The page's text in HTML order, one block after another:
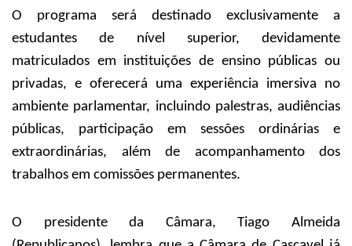
O programa será destinado exclusivamente a
estudantes de nível superior, devidamente
matriculados em instituições de ensino públicas ou
privadas, e oferecerá uma experiência imersiva no
ambiente parlamentar, incluindo palestras, audiências
públicas, participação em sessões ordinárias e
extraordinárias, além de acompanhamento dos
trabalhos em comissões permanentes.
O presidente da Câmara, Tiago Almeida